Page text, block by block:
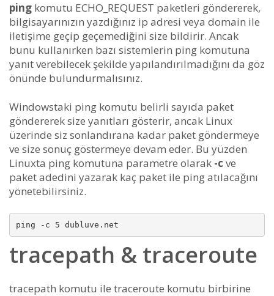
ping komutu ECHO_REQUEST paketleri göndererek,
bilgisayarınızın yazdığınız ip adresi veya domain ile
iletişime geçip geçemediğini size bildirir. Ancak
bunu kullanırken bazı sistemlerin ping komutuna
yanıt verebilecek şekilde yapılandırılmadığını da göz
önünde bulundurmalısınız.
Windowstaki ping komutu belirli sayıda paket
göndererek size yanıtları gösterir, ancak Linux
üzerinde siz sonlandırana kadar paket göndermeye
ve size sonuç göstermeye devam eder. Bu yüzden
Linuxta ping komutuna parametre olarak -c ve
paket adedini yazarak kaç paket ile ping atılacağını
yönetebilirsiniz.
tracepath & traceroute
tracepath komutu ile traceroute komutu birbirine